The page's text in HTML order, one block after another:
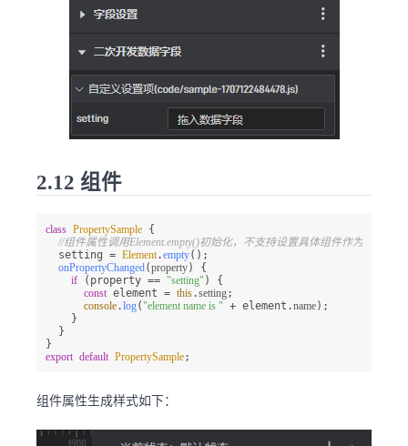
2.12 组件
class PropertySample {
//组件属性调用Element.empty()初始化，不支持设置具体组件作为默认值。
  setting =
Element.empty();
onPropertyChanged(property) {
if (property == "setting" ) {
const element = this.setting;
console.log("element name is " + element.name);
    }
  }
export default PropertySample;
组件属性生成样式如下：